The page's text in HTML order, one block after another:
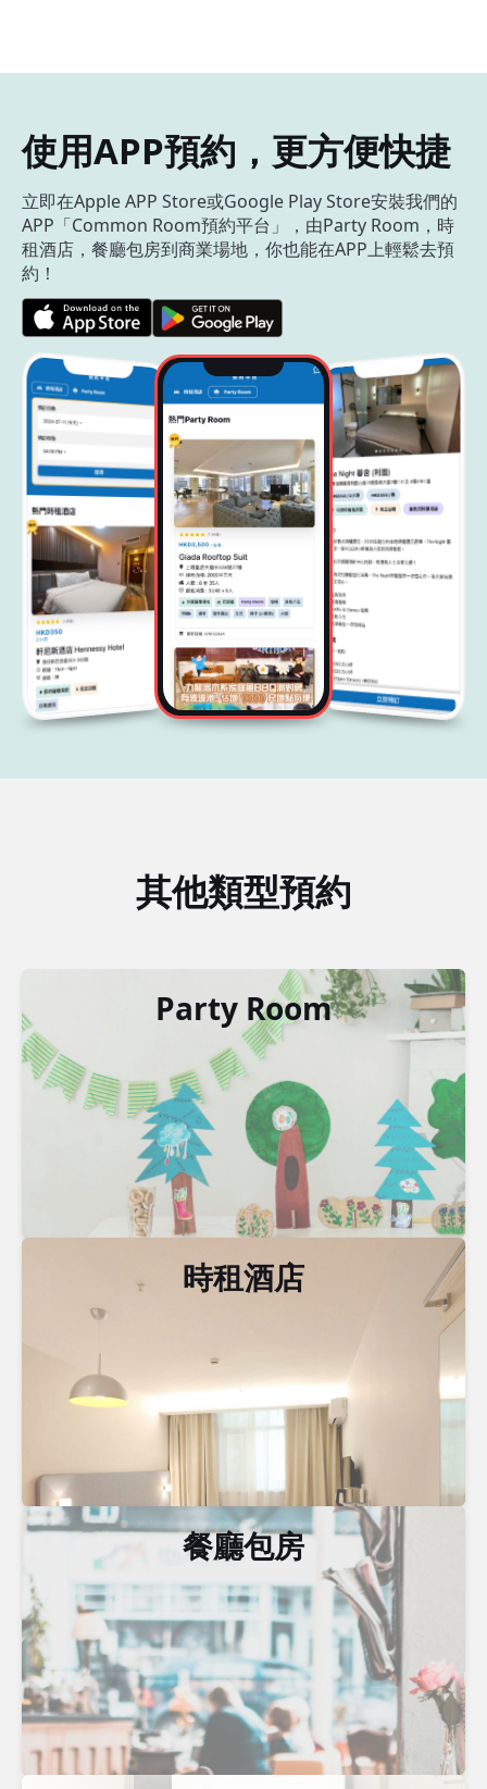
使用APP預約，更方便快捷
立即在Apple APP Store或Google Play Store安裝我們的
APP「Common Room預約平台」，由Party Room，時
租酒店，餐廳包房到商業場地，你也能在APP上輕鬆去預
約！
其他類型預約
Party Room
時租酒店
餐廳包房